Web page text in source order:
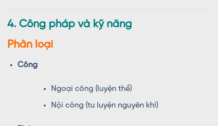
4. Công pháp và kỹ năng
Phân loại
Công
Ngoại công (luyện thể)
Nội công (tu luyện nguyên khí)